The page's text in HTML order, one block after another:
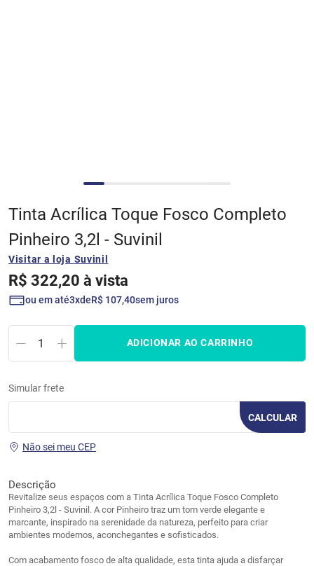
Tinta Acrílica Toque Fosco Completo
Pinheiro 3,2l - Suvinil
Visitar a loja Suvinil
R$ 322,20 à vista
ou em até3 deR$ 107,40sem juros
ADICIONAR AO CARRINHO
Simular frete
CALCULAR
Não sei meu CEP
Descrição
Revitalize seus espaços com a Tinta Acrílica Toque Fosco Completo
Pinheiro 3,2l - Suvinil. A cor Pinheiro traz um tom verde elegante e
marcante, inspirado na serenidade da natureza, perfeito para criar
ambientes modernos, aconchegantes e sofisticados.
Com acabamento fosco de alta qualidade, esta tinta ajuda a disfarçar
esmalte base água